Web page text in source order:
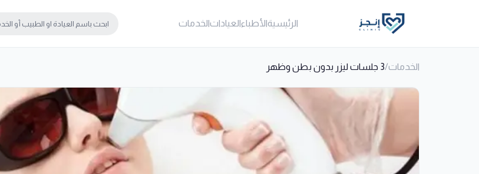
الرئيسيةالأطباءالعياداتالخدمات
الخدمات/3 جلسات ليزر بدون بطن وظهر